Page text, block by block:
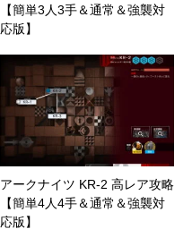
【簡単3人3手＆通常＆強襲対
応版】
アークナイツ KR-2 高レア攻略
【簡単4人4手＆通常＆強襲対
応版】